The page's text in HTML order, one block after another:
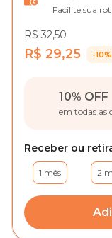
Facilite sua
R$ 32,50
R$ 29,25 -10%
10% OFF
em todas as
Receber ou
1 mês 2